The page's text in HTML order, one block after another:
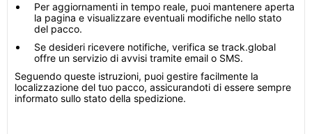
Per aggiornamenti in tempo reale, puoi mantenere aperta
la pagina e visualizzare eventuali modifiche nello stato
del pacco.
Se desideri ricevere notifiche, verifica se track.global
offre un servizio di avvisi tramite email o SMS.
Seguendo queste istruzioni, puoi gestire facilmente la
localizzazione del tuo pacco, assicurandoti di essere sempre
informato sullo stato della spedizione.